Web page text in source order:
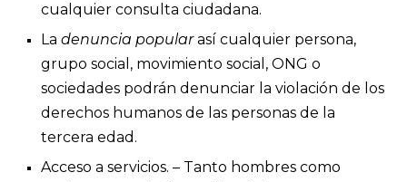
cualquier consulta ciudadana.
La denuncia popularasí cualquier persona,
grupo social, movimiento social, ONG o
sociedades podrán denunciar la violación de los
derechos humanos de las personas de la
tercera edad.
Acceso a servicios. – Tanto hombres como